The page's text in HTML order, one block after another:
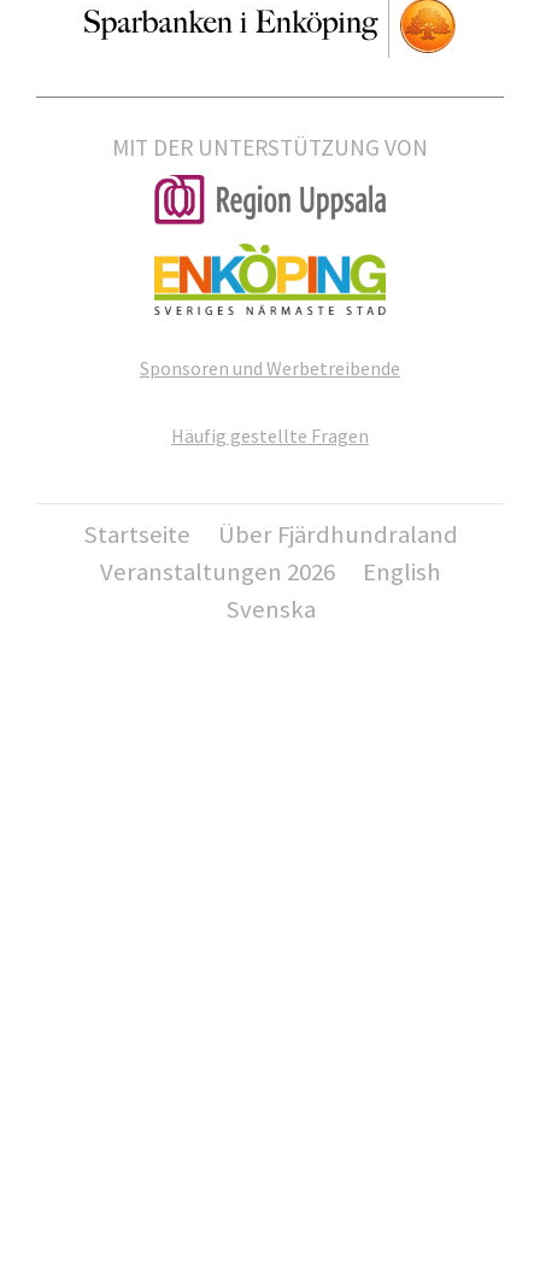
MIT DER UNTERSTÜTZUNG VON
Sponsoren und Werbetreibende
Häufig gestellte Fragen
Startseite
Über Fjärdhundraland
Veranstaltungen 2026
English
Svenska